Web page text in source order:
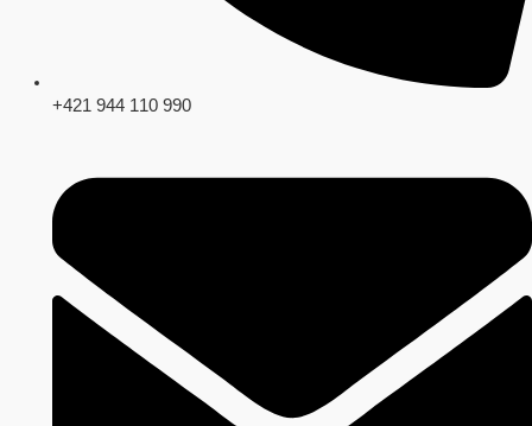
+421 944 110 990